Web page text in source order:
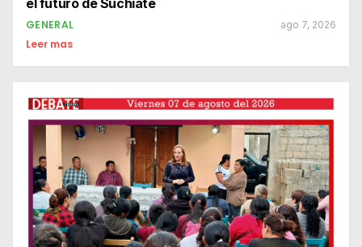
el futuro de Suchiate
GENERAL ago 7, 2026
Leer mas